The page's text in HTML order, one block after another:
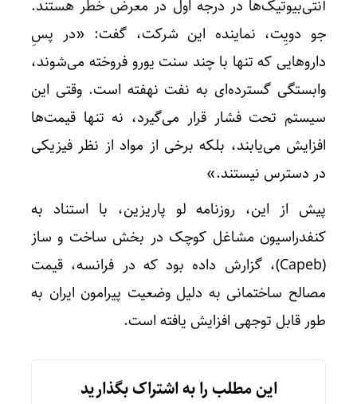
آنتی‌بیوتیک‌ها در درجه اول در معرض خطر هستند.
جو دویِت، نماینده این شرکت، گفت: «در پسِ
داروهایی که تنها با چند سنت یورو فروخته می‌شوند،
وابستگی گسترده‌ای به نفت نهفته است. وقتی این
سیستم تحت فشار قرار می‌گیرد، نه تنها قیمت‌ها
افزایش می‌یابند، بلکه برخی از مواد از نظر فیزیکی
در دسترس نیستند.»
پیش از این، روزنامه لو پاریزین، با استناد به
کنفدراسیون مشاغل کوچک در بخش ساخت و ساز
(Capeb)، گزارش داده بود که در فرانسه، قیمت
مصالح ساختمانی به دلیل وضعیت پیرامون ایران به
طور قابل توجهی افزایش یافته است.
این مطلب را به اشتراک بگذارید